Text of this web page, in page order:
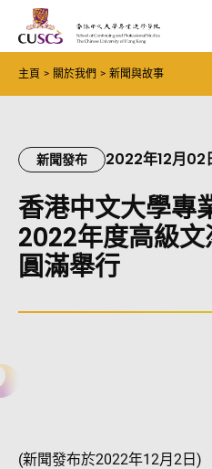
Skip to main content
The Chinese Univeristy of hong Kong
主頁 關於我們 新聞與故事
新聞發布 2022年12月02
香港中文大學專
2022年度高級
圓滿舉行
(新聞發布於2022年12月2日)